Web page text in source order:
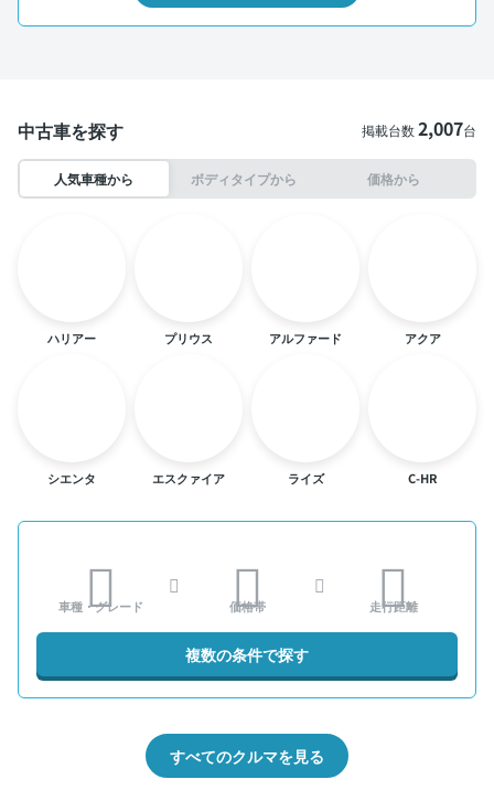
中古車を探す 掲載台数2,007台
人気車種から ボディタイプから 価格から
ハリアー プリウス アルファード アクア
シエンタ エスクァイア ライズ C-HR
車種・グレード 価格帯 走行距離
複数の条件で探す
すべてのクルマを見る